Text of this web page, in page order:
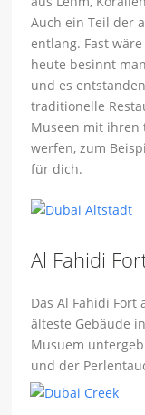
Auch ein Teil der
entlang. Fast
heute besinnt
und es
traditionelle
Museen mit ihren
werfen, zum
für dich.
Al Fahidi
Das Al Fahidi Fort
älteste Gebäude
Musuem
und der